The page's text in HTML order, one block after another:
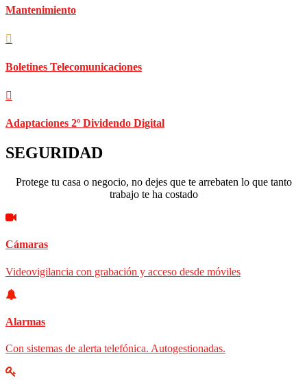
Mantenimiento
Boletines Telecomunicaciones
Adaptaciones 2º Dividendo Digital
SEGURIDAD
Protege tu casa o negocio, no dejes que te arrebaten lo que tanto
trabajo te ha costado
Cámaras
Videovigilancia con grabación y acceso desde móviles
Alarmas
Con sistemas de alerta telefónica. Autogestionadas.